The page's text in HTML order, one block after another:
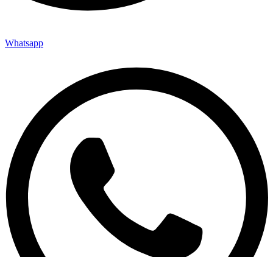
Whatsapp